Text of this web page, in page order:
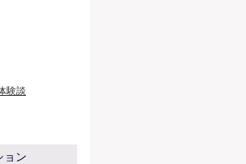
験談
ョン